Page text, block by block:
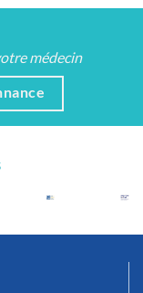
médecin